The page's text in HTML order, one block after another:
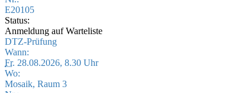
E20105
Status:
Anmeldung auf Warteliste
DTZ-Prüfung
Wann:
Fr. 28.08.2026, 8.30 Uhr
Wo:
Mosaik, Raum 3